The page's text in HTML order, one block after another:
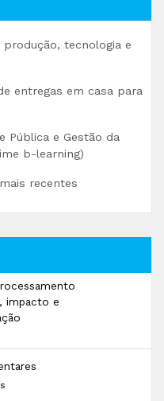
tecnologia e
entregas em casa para
Pública e Gestão da
b-learning)
recentes
impacto e